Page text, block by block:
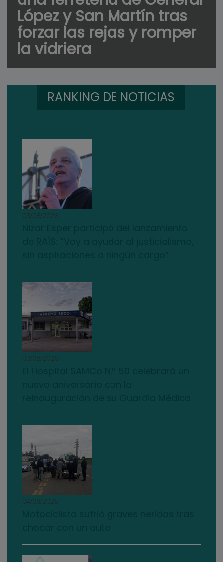
López y San Martín tras
forzar las rejas y romper
la vidriera
RANKING DE NOTICIAS
03/08/2026
03/08/2026
04/08/2026